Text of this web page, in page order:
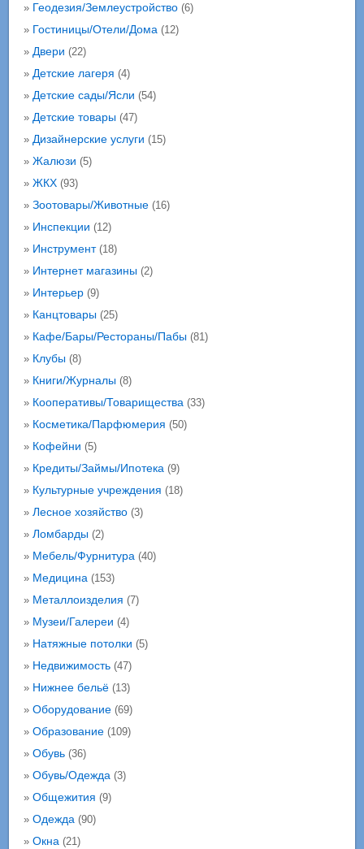
» Геодезия/Землеустройство(6)
» Гостиницы/Отели/Дома(12)
» Двери (22)
» Детские лагеря (4)
» Детские сады/Ясли (54)
» Детские товары(47)
» Дизайнерские услуги (15)
» Жалюзи (5)
» ЖКХ(93)
» Зоотовары/Животные(16)
» Инспекции (12)
» Инструмент(18)
» Интернет магазины(2)
» Интерьер(9)
» Канцтовары(25)
» Кафе/Бары/Рестораны/Пабы(81)
» Клубы(8)
» Книги/Журналы(8)
» Кооперативы/Товарищества(33)
» Косметика/Парфюмерия (50)
» Кофейни (5)
» Кредиты/Займы/Ипотека(9)
» Культурные учреждения (18)
» Лесное хозяйство(3)
» Ломбарды(2)
» Мебель/Фурнитура(40)
» Медицина(153)
» Металлоизделия (7)
» Музеи/Галереи (4)
» Натяжные потолки (5)
» Недвижимость(47)
» Нижнее бельё(13)
» Оборудование(69)
» Образование(109)
» Обувь(36)
» Обувь/Одежда(3)
» Общежития (9)
» Одежда(90)
» Окна(21)